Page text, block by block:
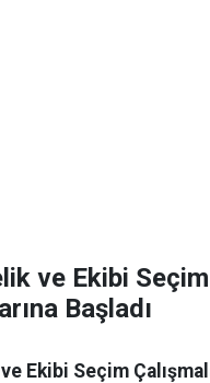
ve Ekibi Seçim
Başladı
Ekibi Seçim